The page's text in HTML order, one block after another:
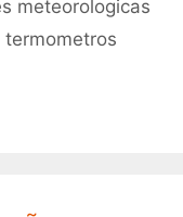
meteorologicas
termometros